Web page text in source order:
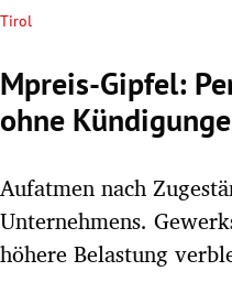
Untermenü
Tirol
Mpreis-Gipfel:
ohne
Aufatmen nach
Unternehmens.
höhere Belastung